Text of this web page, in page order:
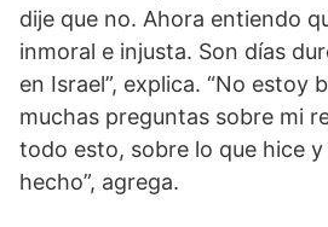
dije que no. Ahora entiendo
inmoral e injusta. Son días
en Israel”, explica. “No estoy
muchas preguntas sobre mi
todo esto, sobre lo que hice
hecho”, agrega.